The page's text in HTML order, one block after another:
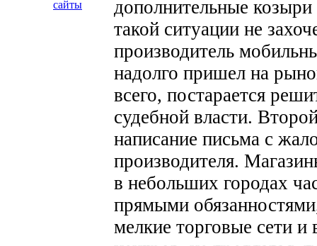
сайты
дополнительные
такой ситуации не
производитель
надолго пришел на
всего, постарается
судебной власти.
написание письма с
производителя.
в небольших городах
прямыми
мелкие торговые сети и